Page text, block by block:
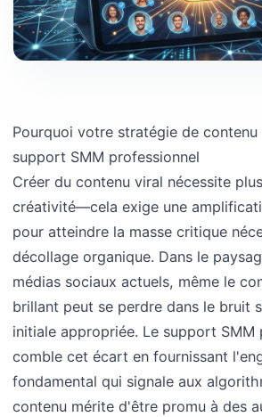
Pourquoi votre stratégie de
support SMM professionnel
Créer du contenu viral nécessite
créativité—cela exige une
pour atteindre la masse critique
décollage organique. Dans le
médias sociaux actuels, même le
brillant peut se perdre dans le bruit
initiale appropriée. Le support SMM
comble cet écart en fournissant
fondamental qui signale aux
contenu mérite d'être promu à des